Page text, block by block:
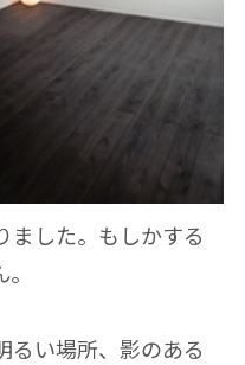
ました。もしかする
るい場所、影のある